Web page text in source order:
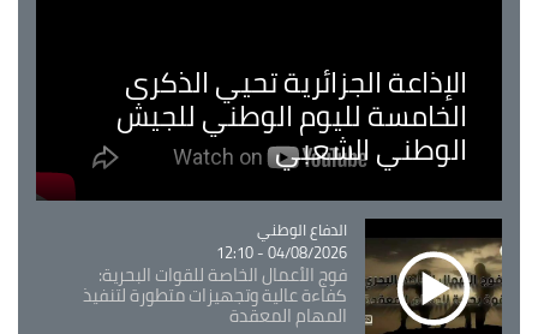
الإذاعة الجزائرية تحيي الذكرى
الخامسة لليوم الوطني للجيش
الوطني الشعبي
Catégorie
الدفاع الوطني
04/08/2026 - 12:10
فوج الأعمال الخاصة للقوات البحرية:
كفاءة عالية وتجهيزات متطورة لتنفيذ
المهام المعقدة